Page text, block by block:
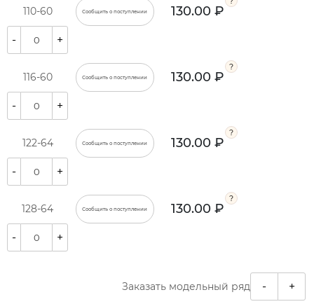
110-60 Сообщить о поступлении 130.00 ₽
- +
116-60 Сообщить о поступлении 130.00 ₽
- +
122-64 Сообщить о поступлении 130.00 ₽
- +
128-64 Сообщить о поступлении 130.00 ₽
- +
Заказать модельный ряд - +